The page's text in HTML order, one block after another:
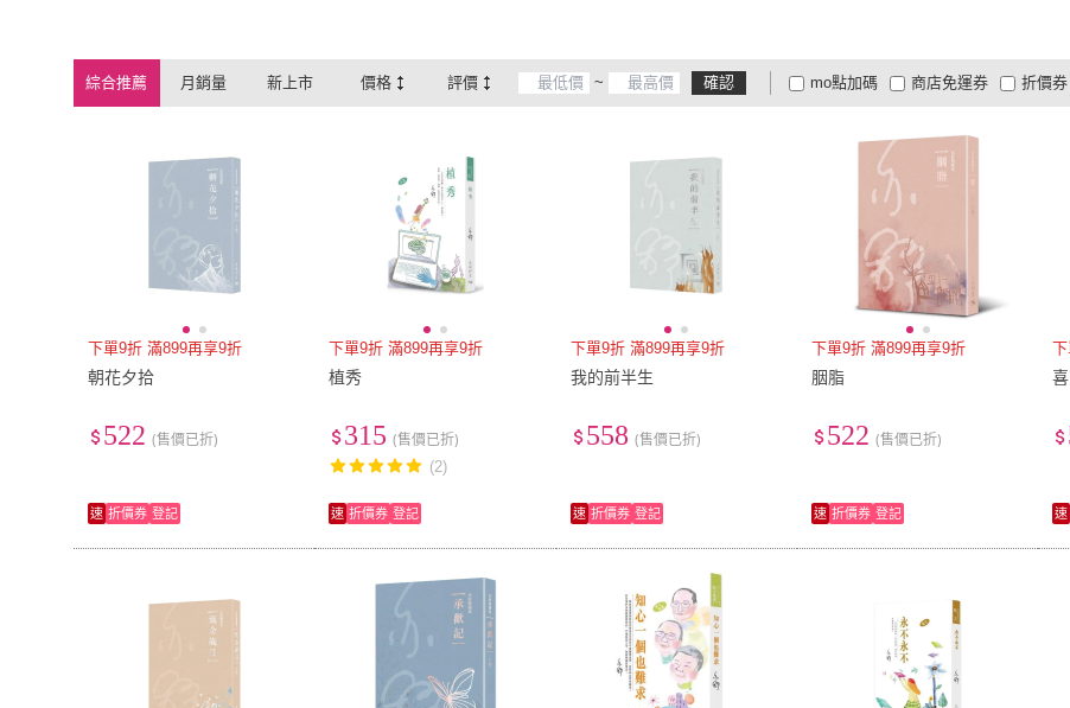
綜合推薦 月銷量 新上市 價格 評價 ~ 確認
折價券
商
mo點加碼
大家電安心配
大家電快配
商店免運券
及以上
下單9折 滿899再享9折
朝花夕拾
522 (售價已折)
速 折價券 登記
下單9折 滿899再享9折
植秀
315 (售價已折)
(2)
速 折價券 登記
下單9折 滿899再享9折
我的前半生
558 (售價已折)
速 折價券 登記
下單9折 滿899再享9折
胭脂
522 (售價已折)
速 折價券 登記 速